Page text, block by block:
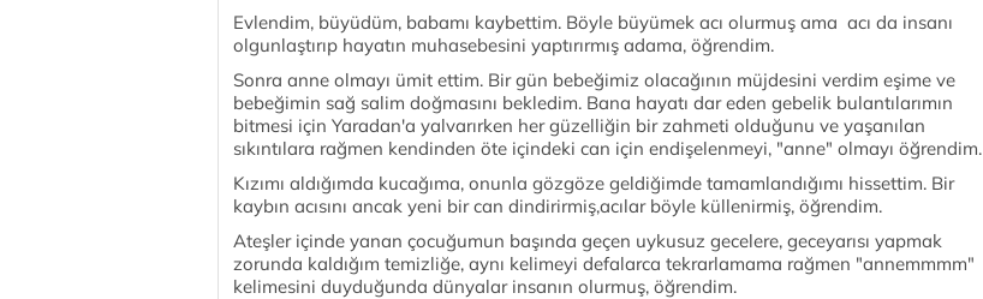
Evlendim, büyüdüm, babamı kaybettim. Böyle büyümek acı olurmuş ama acı da insanı
olgunlaştırıp hayatın muhasebesini yaptırırmış adama, öğrendim.
Sonra anne olmayı ümit ettim. Bir gün bebeğimiz olacağının müjdesini verdim eşime ve
bebeğimin sağ salim doğmasını bekledim. Bana hayatı dar eden gebelik bulantılarımın
bitmesi için Yaradan'a yalvarırken her güzelliğin bir zahmeti olduğunu ve yaşanılan
sıkıntılara rağmen kendinden öte içindeki can için endişelenmeyi, "anne" olmayı öğrendim.
Kızımı aldığımda kucağıma, onunla gözgöze geldiğimde tamamlandığımı hissettim. Bir
kaybın acısını ancak yeni bir can dindirirmiş,acılar böyle küllenirmiş, öğrendim.
Ateşler içinde yanan çocuğumun başında geçen uykusuz gecelere, geceyarısı yapmak
zorunda kaldığım temizliğe, aynı kelimeyi defalarca tekrarlamama rağmen "annemmmm"
kelimesini duyduğunda dünyalar insanın olurmuş, öğrendim.